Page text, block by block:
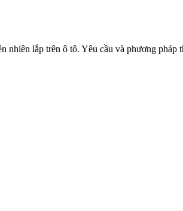
nhiên lắp trên ô tô. Yêu cầu và phương pháp